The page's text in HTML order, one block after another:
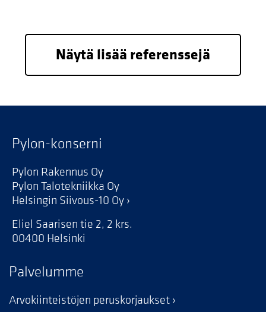
Näytä lisää referenssejä
Pylon-konserni
Pylon Rakennus Oy
Pylon Talotekniikka Oy
Helsingin Siivous-10 Oy
Eliel Saarisen tie 2, 2 krs.
00400 Helsinki
Palvelumme
Arvokiinteistöjen peruskorjaukset